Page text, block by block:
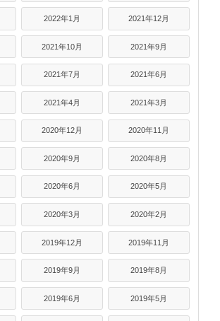
2022年1月 2021年12月
2021年10月 2021年9月
2021年7月 2021年6月
2021年4月 2021年3月
2020年12月 2020年11月
2020年9月 2020年8月
2020年6月 2020年5月
2020年3月 2020年2月
2019年12月 2019年11月
2019年9月 2019年8月
2019年6月 2019年5月